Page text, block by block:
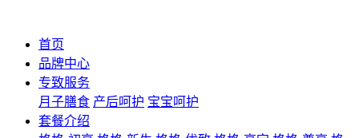
首页
品牌中心
专致服务
月子膳食 产后呵护 宝宝呵护
套餐介绍